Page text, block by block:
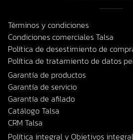
Términos y condiciones
Condiciones comerciales Talsa
Política de desestimiento de
Política de tratamiento de datos
Garantía de productos
Garantía de servicio
Garantía de afilado
Catálogo Talsa
CRM Talsa
Política integral y Objetivos